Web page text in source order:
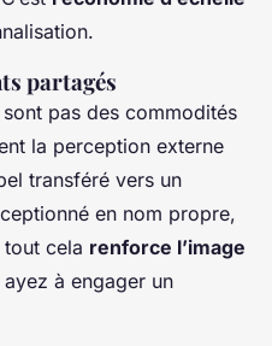
partagés
pas des commodités
la perception externe
transféré vers un
en nom propre,
cela renforce l’image
à engager un